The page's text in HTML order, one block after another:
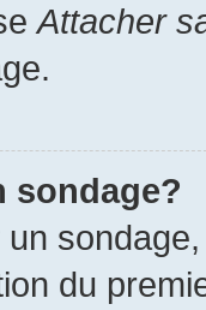
Attacher
sondage?
du